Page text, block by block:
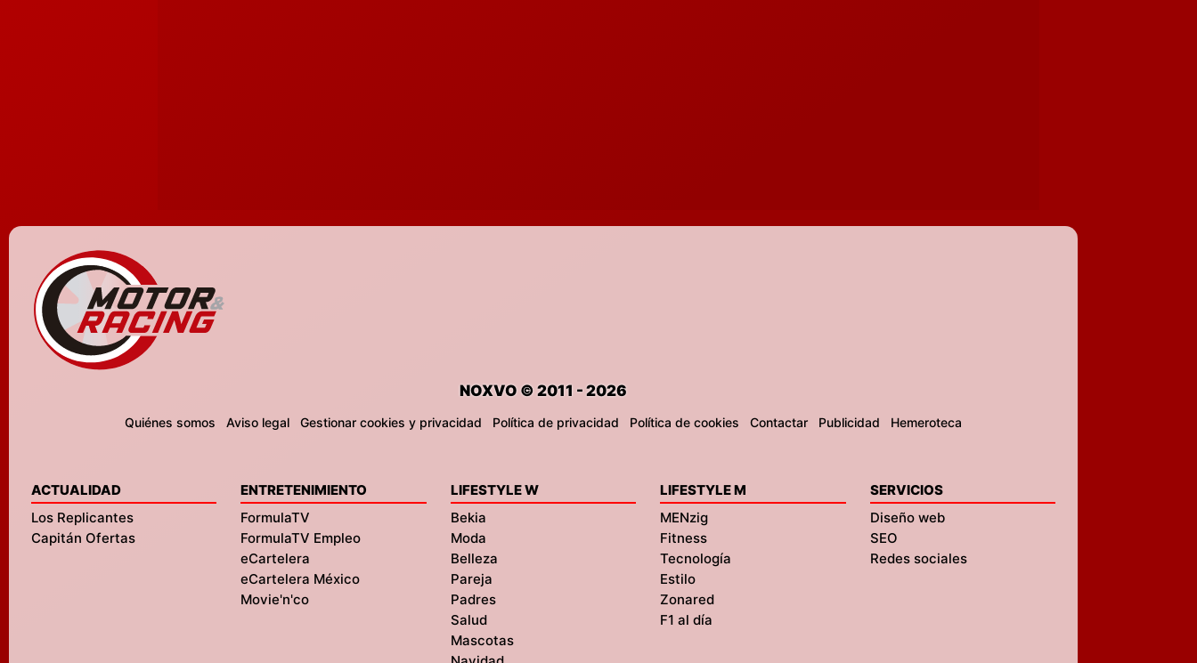
NOXVO © 2011 - 2026
Quiénes somos Aviso legal Gestionar cookies y privacidad Política de privacidad Política de cookies Contactar Publicidad Hemeroteca
ACTUALIDAD
Los Replicantes
Capitán Ofertas
ENTRETENIMIENTO
FormulaTV
FormulaTV Empleo
eCartelera
eCartelera México
Movie'n'co
LIFESTYLE W
Bekia
Moda
Belleza
Pareja
Padres
Salud
Mascotas
LIFESTYLE M
MENzig
Fitness
Tecnología
Estilo
Zonared
F1 al día
SERVICIOS
Diseño web
SEO
Redes sociales